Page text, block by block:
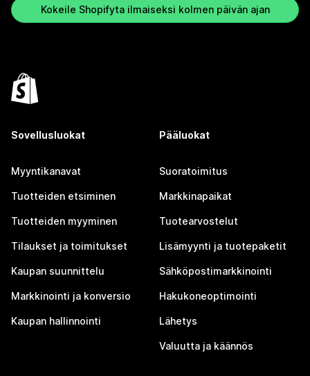
Kokeile Shopifyta ilmaiseksi kolmen päivän ajan
Sovellusluokat
Myyntikanavat
Tuotteiden etsiminen
Tuotteiden myyminen
Tilaukset ja toimitukset
Kaupan suunnittelu
Markkinointi ja konversio
Kaupan hallinnointi
Pääluokat
Suoratoimitus
Markkinapaikat
Tuotearvostelut
Lisämyynti ja tuotepaketit
Sähköpostimarkkinointi
Hakukoneoptimointi
Lähetys
Valuutta ja käännös